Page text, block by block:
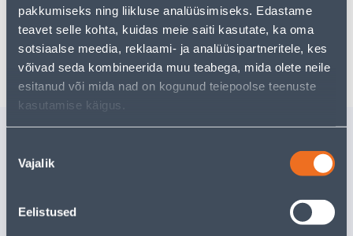
pakkumiseks ning liikluse analüüsimiseks. Edastame
teavet selle kohta, kuidas meie saiti kasutate, ka oma
sotsiaalse meedia, reklaami- ja analüüsipartneritele, kes
võivad seda kombineerida muu teabega, mida olete neile
esitanud või mida nad on kogunud teiepoolse teenuste
kasutamise käigus.
valik
Vajalik
Eelistused
Доставка невозможна
Похожие продукты